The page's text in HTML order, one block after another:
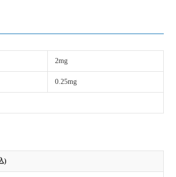
2mg
0.25mg
)